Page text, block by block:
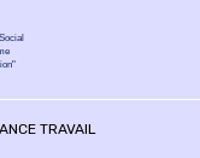
TRAVAIL